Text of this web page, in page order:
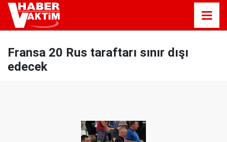
Fransa 20 Rus taraftarı sınır dışı
edecek